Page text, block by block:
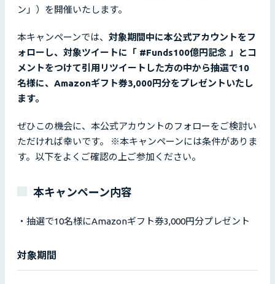
ン」）を開催いたします。
本キャンペーンでは、 対象期間中に本公式アカウントをフ
ォローし、対象ツイートに「 #Funds100億円記念 」とコ
メントをつけて引用リツイートした方の中から抽選で10
名様に、Amazonギフト券3,000円分をプレゼントいたし
ます。
ぜひこの機会に、本公式アカウントのフォローをご検討い
ただければ幸いです。 ※本キャンペーンには条件がありま
す。以下をよくご確認の上ご参加ください。
本キャンペーン内容
・抽選で10名様にAmazonギフト券3,000円分プレゼント
対象期間